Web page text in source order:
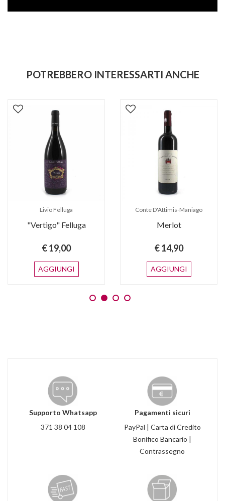
POTREBBERO INTERESSARTI ANCHE
Livio Felluga
"Vertigo" Felluga
€ 19,00
AGGIUNGI
Conte D'Attimis-Maniago
Merlot
€ 14,90
AGGIUNGI
Supporto Whatsapp
371 38 04 108
Pagamenti sicuri
PayPal | Carta di Credito
Bonifico Bancario |
Contrassegno